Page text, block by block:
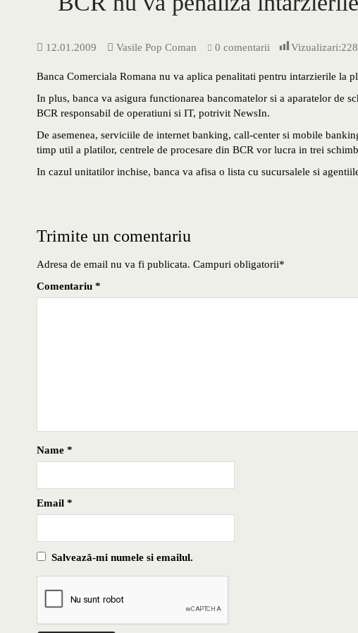
12.01.2009 Vasile Pop Coman 0 comentarii Vizualizari:228
Banca Comerciala Romana nu va aplica penalitati pentru intarzierile la
In plus, banca va asigura functionarea bancomatelor si a aparatelor de
BCR responsabil de operatiuni si IT, potrivit NewsIn.
De asemenea, serviciile de internet banking, call-center si mobile
timp util a platilor, centrele de procesare din BCR vor lucra in trei
In cazul unitatilor inchise, banca va afisa o lista cu sucursalele si
Trimite un comentariu
Adresa de email nu va fi publicata. Campuri obligatorii*
Comentariu *
Name *
Email *
Salvează-mi numele si emailul.